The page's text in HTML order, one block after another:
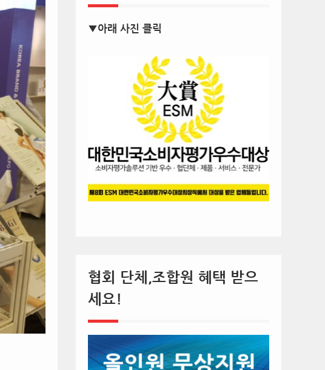
▼아래 사진 클릭
협회 단체,조합원 혜택 받으
세요!